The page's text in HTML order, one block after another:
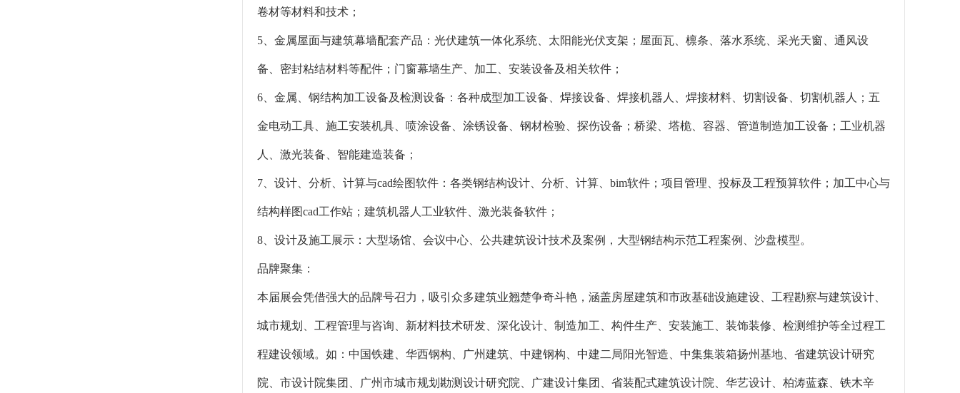
卷材等材料和技术；
5、金属屋面与建筑幕墙配套产品：光伏建筑一体化系统、太阳能光伏支架；屋面瓦、檩条、落水系统、采光天窗、通风设
备、密封粘结材料等配件；门窗幕墙生产、加工、安装设备及相关软件；
6、金属、钢结构加工设备及检测设备：各种成型加工设备、焊接设备、焊接机器人、焊接材料、切割设备、切割机器人；五
金电动工具、施工安装机具、喷涂设备、涂锈设备、钢材检验、探伤设备；桥梁、塔桅、容器、管道制造加工设备；工业机器
人、激光装备、智能建造装备；
7、设计、分析、计算与cad绘图软件：各类钢结构设计、分析、计算、bim软件；项目管理、投标及工程预算软件；加工中心与
结构样图cad工作站；建筑机器人工业软件、激光装备软件；
8、设计及施工展示：大型场馆、会议中心、公共建筑设计技术及案例，大型钢结构示范工程案例、沙盘模型。
品牌聚集：
本届展会凭借强大的品牌号召力，吸引众多建筑业翘楚争奇斗艳，涵盖房屋建筑和市政基础设施建设、工程勘察与建筑设计、
城市规划、工程管理与咨询、新材料技术研发、深化设计、制造加工、构件生产、安装施工、装饰装修、检测维护等全过程工
程建设领域。如：中国铁建、华西钢构、广州建筑、中建钢构、中建二局阳光智造、中集集装箱扬州基地、省建筑设计研究
院、市设计院集团、广州市城市规划勘测设计研究院、广建设计集团、省装配式建筑设计院、华艺设计、柏涛蓝森、铁木辛